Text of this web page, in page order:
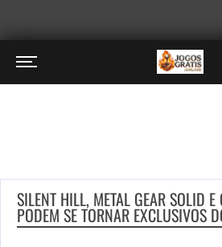
SILENT HILL, METAL GEAR SOLID E
PODEM SE TORNAR EXCLUSIVOS